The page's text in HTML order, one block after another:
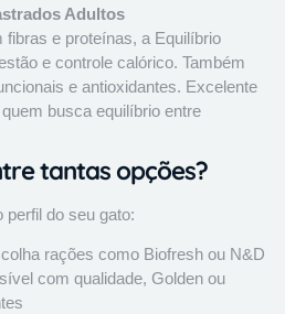
Adultos
fibras e proteínas, a Equilíbrio
e controle calórico. Também
e antioxidantes. Excelente
busca equilíbrio entre
tantas opções?
perfil do seu gato:
rações como Biofresh ou N&D
com qualidade, Golden ou